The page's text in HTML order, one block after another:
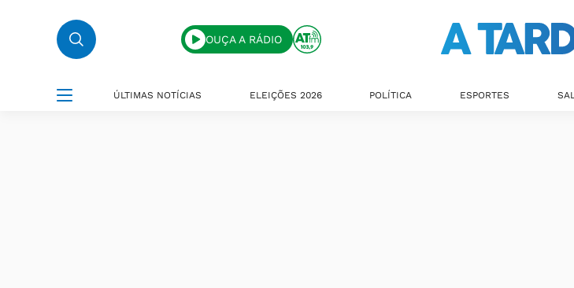
OUÇA A RÁDIO
ÚLTIMAS NOTÍCIAS ELEIÇÕES 2026 POLÍTICA ESPORTES